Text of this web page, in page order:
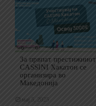
За првпат престижниот
CASSINI Хакатон се
организира во
Македонија
мај 5, 2025